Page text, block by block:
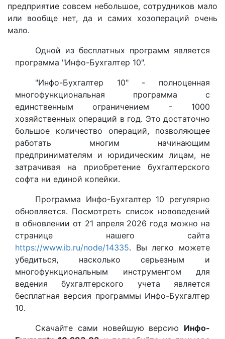
предприятие совсем небольшое, сотрудников мало
или вообще нет, да и самих хозопераций очень
мало.
Одной из бесплатных программ является
программа "Инфо-Бухгалтер 10".
"Инфо-Бухгалтер 10" - полноценная
многофункциональная программа с
единственным ограничением - 1000
хозяйственных операций в год. Это достаточно
большое количество операций, позволяющее
работать многим начинающим
предпринимателям и юридическим лицам, не
затрачивая на приобретение бухгалтерского
софта ни единой копейки.
Программа Инфо-Бухгалтер 10 регулярно
обновляется. Посмотреть список нововедений
в обновлении от 21 апреля 2026 года можно на
странице нашего сайта
https://www.ib.ru/node/14335. Вы легко можете
убедиться, насколько серьезным и
многофункциональным инструментом для
ведения бухгалтерского учета является
бесплатная версия программы Инфо-Бухгалтер
10.
Скачайте сами новейшую версию Инфо-